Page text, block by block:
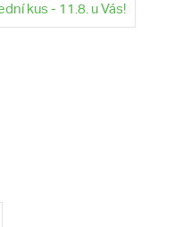
kus - 11.8. u Vás!